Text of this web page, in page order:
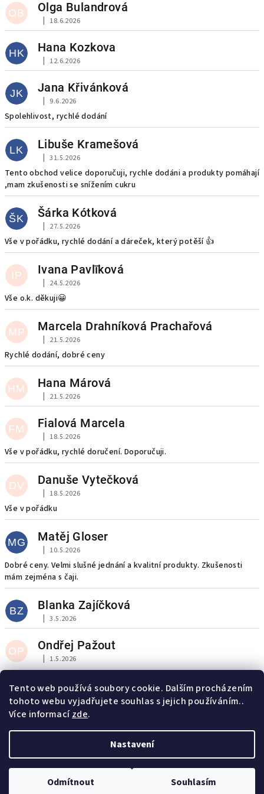
Tento web používá soubory cookie. Dalším procházením
tohoto webu vyjadřujete souhlas s jejich používáním..
Více informacízde.
Nastavení
Odmítnout Souhlasím
OB Olga Bulandrová
Hodnocení obchodu je 5 z 5 hvězdiček.
18.6.2026
HK Hana Kozkova
Hodnocení obchodu je 5 z 5 hvězdiček.
12.6.2026
JK Jana Křivánková
Hodnocení obchodu je 5 z 5 hvězdiček.
9.6.2026
Spolehlivost, rychlé dodání
LK Libuše Kramešová
Hodnocení obchodu je 5 z 5 hvězdiček.
31.5.2026
Tento obchod velice doporučuji, rychle dodáni a produkty pomáhají
,mam zkušenosti se snížením cukru
ŠK Šárka Kótková
Hodnocení obchodu je 5 z 5 hvězdiček.
27.5.2026
Vše v pořádku, rychlé dodání a dáreček, který potěší 👍
IP Ivana Pavlīková
Hodnocení obchodu je 5 z 5 hvězdiček.
24.5.2026
Vše o.k. děkuji😀
MP Marcela Drahníková Prachařová
Hodnocení obchodu je 5 z 5 hvězdiček.
21.5.2026
Rychlé dodání, dobré ceny
HM Hana Márová
Hodnocení obchodu je 5 z 5 hvězdiček.
21.5.2026
FM Fialová Marcela
Hodnocení obchodu je 5 z 5 hvězdiček.
18.5.2026
Vše v pořádku, rychlé doručení. Doporučuji.
DV Danuše Vytečková
Hodnocení obchodu je 5 z 5 hvězdiček.
18.5.2026
Vše v pořádku
MG Matěj Gloser
Hodnocení obchodu je 5 z 5 hvězdiček.
10.5.2026
Dobré ceny. Velmi slušné jednání a kvalitní produkty. Zkušenosti
mám zejména s čaji.
BZ Blanka Zajíčková
Hodnocení obchodu je 5 z 5 hvězdiček.
3.5.2026
OP Ondřej Pažout
Hodnocení obchodu je 5 z 5 hvězdiček.
1.5.2026
v
l
á
d
t
r
k
o
v
á
1 15
288položek celkem
Nahoru
Copyright 2026 Zdraví ze Srí Lanky
. Všechna práva vyhrazena.